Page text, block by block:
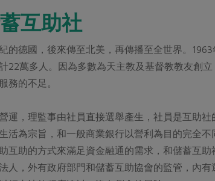
互助社
的德國，後來傳至北美，再傳播至全世界。
22萬多人。因為多數為天主教及基督教教友創
務的不足。
運，理監事由社員直接選舉產生，社員是互助
活為宗旨，和一般商業銀行以營利為目的完全
互助的方式來滿足資金融通的需求，和儲蓄互
人，外有政府部門和儲蓄互助協會的監管，內